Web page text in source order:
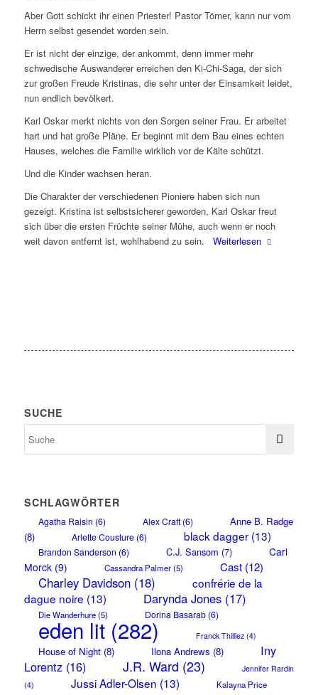
Aber Gott schickt ihr einen Priester! Pastor Törner, kann nur vom
Herrn selbst gesendet worden sein.
Er ist nicht der einzige, der ankommt, denn immer mehr
schwedische Auswanderer erreichen den Ki-Chi-Saga, der sich
zur großen Freude Kristinas, die sehr unter der Einsamkeit leidet,
nun endlich bevölkert.
Karl Oskar merkt nichts von den Sorgen seiner Frau. Er arbeitet
hart und hat große Pläne. Er beginnt mit dem Bau eines echten
Hauses, welches die Familie wirklich vor de Kälte schützt.
Und die Kinder wachsen heran.
Die Charakter der verschiedenen Pioniere haben sich nun
gezeigt. Kristina ist selbstsicherer geworden, Karl Oskar freut
sich über die ersten Früchte seiner Mühe, auch wenn er noch
weit davon entfernt ist, wohlhabend zu sein. Weiterlesen
SUCHE
SCHLAGWÖRTER
Agatha Raisin (6) Alex Craft(6)
Anne B. Radge
(8)
Arlette Cousture(6) black dagger(13)
Brandon Sanderson (6) C.J. Sansom (7)
Carl
Morck(9) Cassandra Palmer(5) Cast(12)
Charley Davidson(18)
confrérie de la
dague noire (13) Darynda Jones(17)
Die Wanderhure(5) Dorina Basarab(6)
eden lit(282) Franck Thilliez(4)
House of Night(8) Ilona Andrews (8)
Iny
Lorentz(16) J.R. Ward (23)
Jennifer Rardin
(4)
Jussi Adler-Olsen (13) Kalayna Price